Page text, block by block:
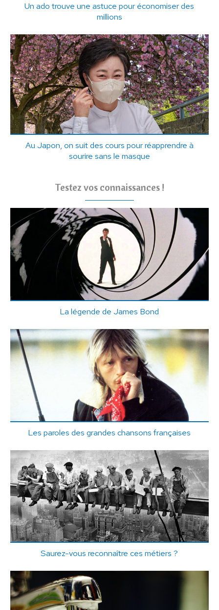
Un ado trouve une astuce pour économiser des
millions
Au Japon, on suit des cours pour réapprendre à
sourire sans le masque
Testez vos connaissances !
La légende de James Bond
Les paroles des grandes chansons françaises
Saurez-vous reconnaître ces métiers ?